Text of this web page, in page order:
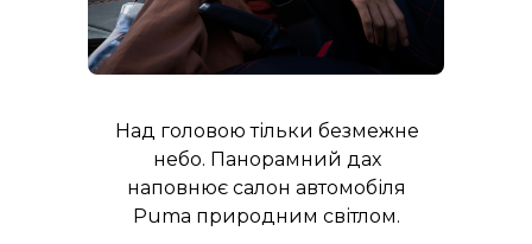
Над головою тільки безмежне
небо. Панорамний дах
наповнює салон автомобіля
Puma природним світлом.